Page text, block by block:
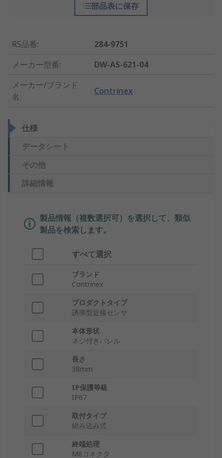
部品表に保存
RS品番:
284-9751
メーカー型番:
DW-AS-621-04
メーカー/ブランド
名:
Contrinex
仕様
データシート
その他
詳細情報
製品情報（複数選択可）を選択して、類似
製品を検索します。
すべて選択
ブランド
Contrinex
プロダクトタイプ
誘導型近接センサ
本体形状
ネジ付きバレル
長さ
38mm
IP保護等級
IP67
取付タイプ
組み込み式
終端処理
M8コネクタ